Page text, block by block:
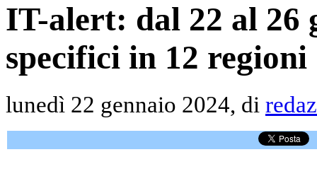
IT-alert: dal 22 al 26
specifici in 12 regioni
lunedì 22 gennaio 2024, di